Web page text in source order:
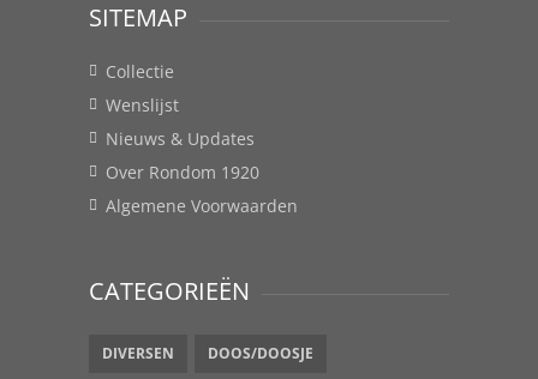
SITEMAP
Collectie
Wenslijst
Nieuws & Updates
Over Rondom 1920
Algemene Voorwaarden
CATEGORIEËN
DIVERSEN DOOS/DOOSJE